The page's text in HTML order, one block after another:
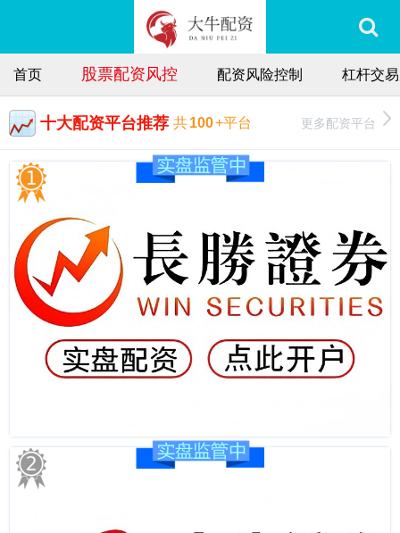
首页 股票配资风控 配资风险控制 杠杆交
十大配资平台推荐 共100+平台 更多配资平台